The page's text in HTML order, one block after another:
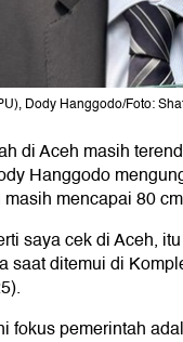
Dody Hanggodo/Foto:
di Aceh masih
Hanggodo
mencapai 80
saya cek di Aceh,
saat ditemui di
fokus pemerintah